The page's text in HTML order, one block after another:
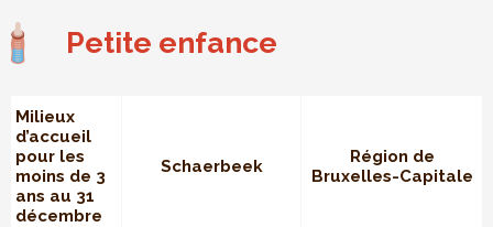
Petite enfance
Milieux
d’accueil
pour les
moins de 3
ans au 31
décembre
Schaerbeek
Région de
Bruxelles-Capitale